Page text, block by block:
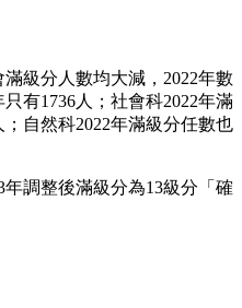
級分人數均大減，2022年數
有1736人；社會科2022年滿
；自然科2022年滿級分任數也
調整後滿級分為13級分「確